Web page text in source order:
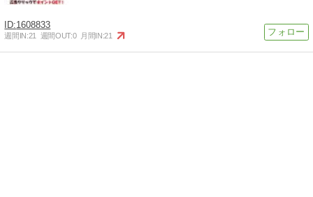
1608833
週間IN:21 週間OUT:0 月間IN:21